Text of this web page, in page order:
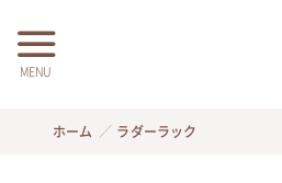
MENU
ホーム ラダーラック